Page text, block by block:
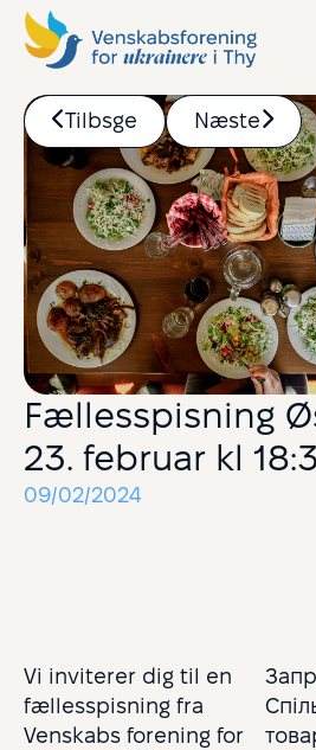
Fællesspisning
23. februar kl
09/02/2024
Vi inviterer dig til en
fællesspisning fra
Venskabs forening for
Tilbsge Næste